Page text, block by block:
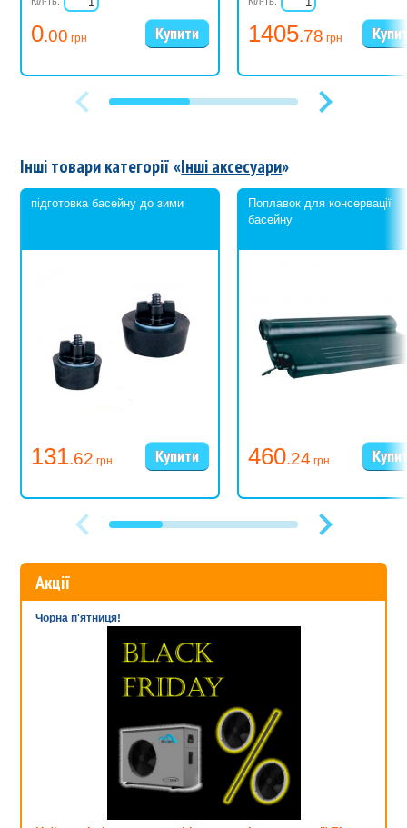
0.00 грн 1405.78 грн
Інші товари категорії «Інші аксесуари»
підготовка басейну до зими
131.62 грн
Поплавок для консервації
басейну
460.24 грн
Акції
Чорна п'ятниця!